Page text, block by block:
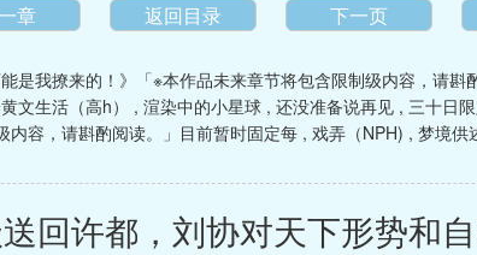
章 返回目录 下一页
能是我撩来的！》「※本作品未来章节将包含限制级内容，请
文生活（高h） , 渲染中的小星球 , 还没准备说再见 , 三十日
内容，请斟酌阅读。」目前暂时固定每 , 戏弄（NPH) , 梦境供
回许都，刘协对天下形势和